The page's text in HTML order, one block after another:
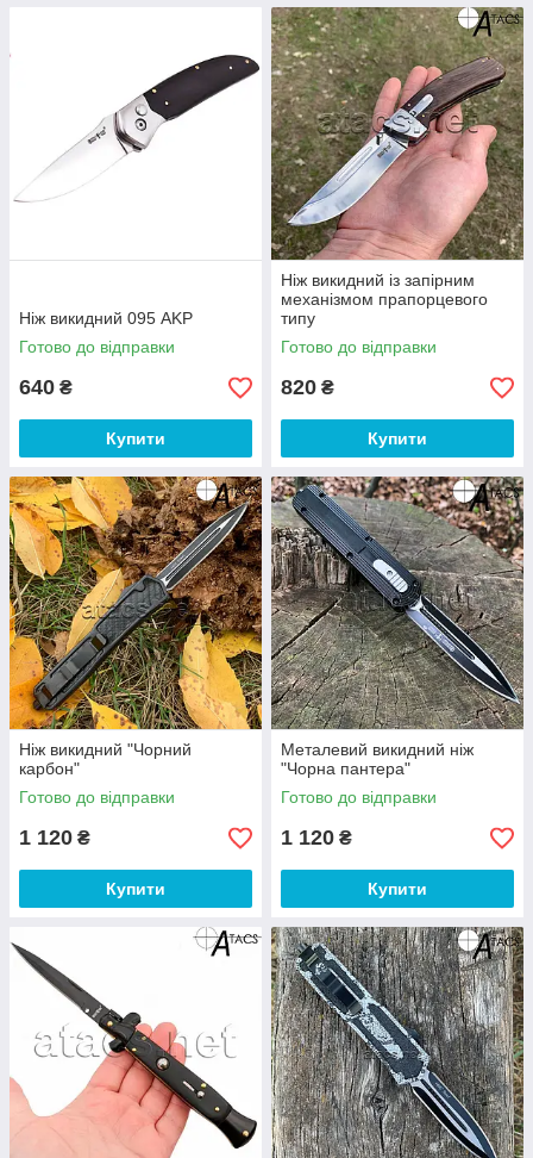
Ніж викидний 095 AKP
Готово до відправки
640 ₴
Купити
Ніж викидний із запірним
механізмом прапорцевого
типу
Готово до відправки
820 ₴
Купити
Ніж викидний "Чорний
карбон"
Готово до відправки
1 120 ₴
Купити
Металевий викидний ніж
"Чорна пантера"
Готово до відправки
1 120 ₴
Купити